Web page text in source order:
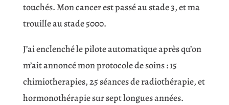
touchés. Mon cancer est passé au stade 3, et ma
trouille au stade 5000.
J’ai enclenché le pilote automatique après qu’on
m’ait annoncé mon protocole de soins : 15
chimiotherapies, 25 séances de radiothérapie, et
hormonothérapie sur sept longues années.